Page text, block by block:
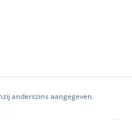
anderszins aangegeven.